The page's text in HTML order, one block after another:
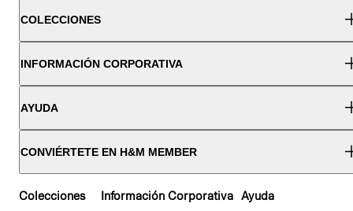
COLECCIONES
INFORMACIÓN CORPORATIVA
AYUDA
CONVIÉRTETE EN H&M MEMBER
Colecciones Información Corporativa Ayuda